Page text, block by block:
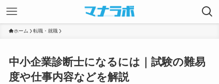
ホーム 転職・就職
中小企業診断士になるには｜試験の難易
度や仕事内容などを解説